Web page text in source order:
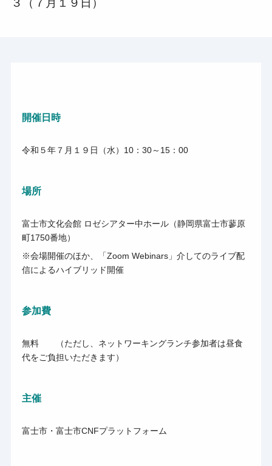
３（７月１９日）
開催日時
令和５年７月１９日（水）10：30～15：00
場所
富士市文化会館 ロゼシアター中ホール（静岡県富士市蓼原
町1750番地）
※会場開催のほか、「Zoom Webinars」介してのライブ配
信によるハイブリッド開催
参加費
無料 （ただし、ネットワーキングランチ参加者は昼食
代をご負担いただきます）
主催
富士市・富士市CNFプラットフォーム